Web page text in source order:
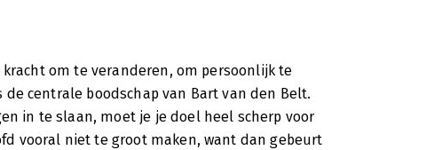
om te veranderen, om persoonlijk te
centrale boodschap van Bart van den Belt.
in te slaan, moet je je doel heel scherp voor
vooral niet te groot maken, want dan gebeurt